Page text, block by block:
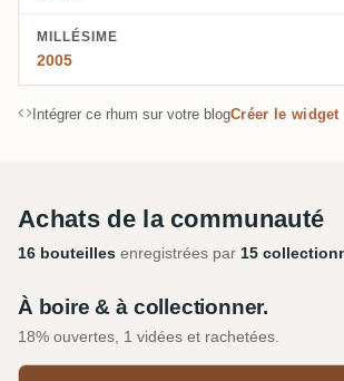
MILLÉSIME
2005
Intégrer ce rhum sur votre blogCréer le
Achats de la communauté
16 bouteilles enregistrées par 15
À boire & à collectionner.
18% ouvertes, 1 vidées et rachetées.